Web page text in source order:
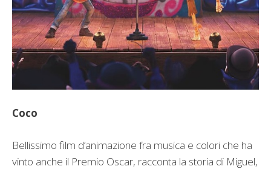
Coco
Bellissimo film d’animazione fra musica e colori che ha
vinto anche il Premio Oscar, racconta la storia di Miguel,